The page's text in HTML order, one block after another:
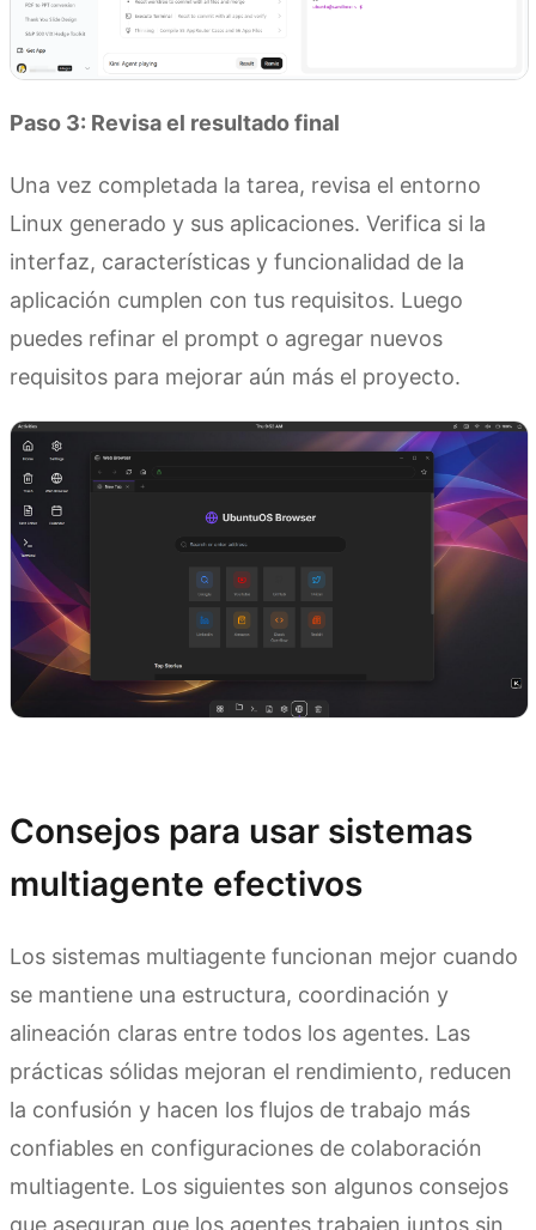
Paso 3: Revisa el resultado final
Una vez completada la tarea, revisa el entorno
Linux generado y sus aplicaciones. Verifica si la
interfaz, características y funcionalidad de la
aplicación cumplen con tus requisitos. Luego
puedes refinar el prompt o agregar nuevos
requisitos para mejorar aún más el proyecto.
Consejos para usar sistemas
multiagente efectivos
Los sistemas multiagente funcionan mejor cuando
se mantiene una estructura, coordinación y
alineación claras entre todos los agentes. Las
prácticas sólidas mejoran el rendimiento, reducen
la confusión y hacen los flujos de trabajo más
confiables en configuraciones de colaboración
multiagente. Los siguientes son algunos consejos